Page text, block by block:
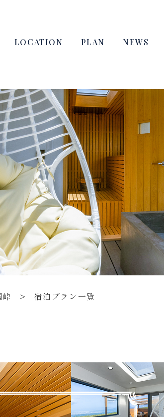
LOCATION PLAN NEWS
> 宿泊プラン一覧